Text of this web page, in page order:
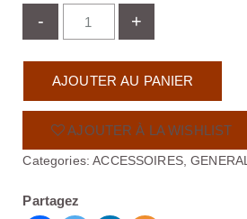
- +
AJOUTER AU PANIER
AJOUTER À LA WISHLIST
Categories:ACCESSOIRES,GENERAL
Partagez